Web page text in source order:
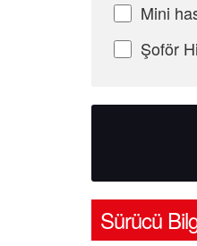
Mini
Şoför
Sürücü